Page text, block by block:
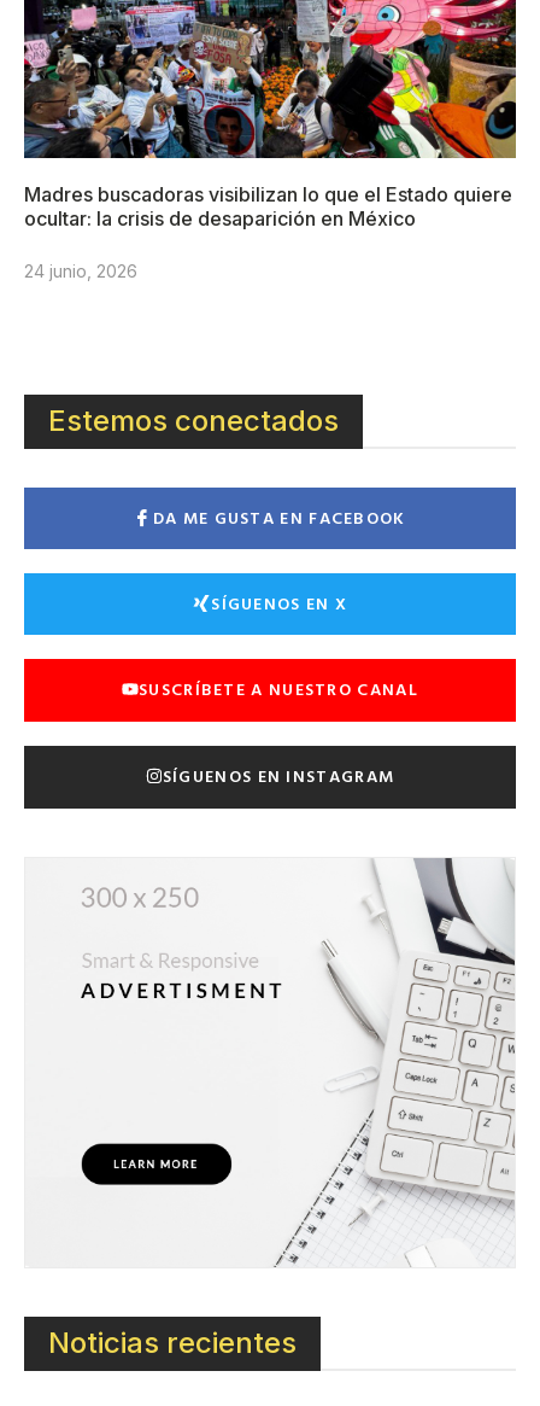
Madres buscadoras visibilizan lo que el Estado quiere
ocultar: la crisis de desaparición en México
24 junio, 2026
Estemos conectados
DA ME GUSTA EN FACEBOOK
SÍGUENOS EN X
SUSCRÍBETE A NUESTRO CANAL
SÍGUENOS EN INSTAGRAM
Noticias recientes